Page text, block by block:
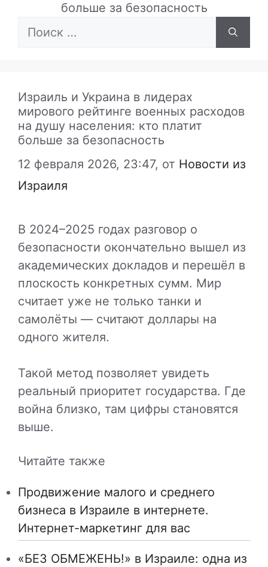
больше за безопасность
Поиск:
Израиль и Украина в лидерах
мирового рейтинге военных расходов
на душу населения: кто платит
больше за безопасность
12 февраля 2026, 23:47, от Новости из
Израиля
В 2024–2025 годах разговор о
безопасности окончательно вышел из
академических докладов и перешёл в
плоскость конкретных сумм. Мир
считает уже не только танки и
самолёты — считают доллары на
одного жителя.
Такой метод позволяет увидеть
реальный приоритет государства. Где
война близко, там цифры становятся
выше.
Читайте также
Продвижение малого и среднего
бизнеса в Израиле в интернете.
Интернет-маркетинг для вас
«БЕЗ ОБМЕЖЕНЬ!» в Израиле: одна из